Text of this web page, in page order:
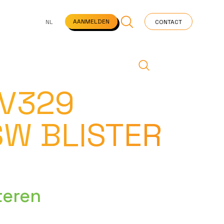
VEELGESTELDE VRAGEN STARTPAGINA NEWS
NL AANMELDEN CONTACT
BLISTER